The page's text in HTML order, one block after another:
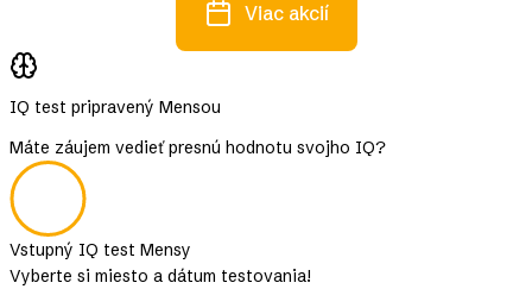
Viac akcií
IQ test pripravený Mensou
Máte záujem vedieť presnú hodnotu svojho IQ?
Vstupný IQ test Mensy
Vyberte si miesto a dátum testovania!